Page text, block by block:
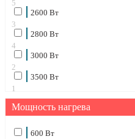
5
2600 Вт
3
2800 Вт
4
3000 Вт
2
3500 Вт
1
Мощность нагрева
600 Вт